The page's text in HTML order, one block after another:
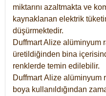
miktarını azaltmakta ve
kaynaklanan elektrik
düşürmektedir.
Duffmart Alize alüminyum
üretildiğinden bina
renklerde temin edilebilir.
DuffmartAlize alüminyum
boya kullanıldığından